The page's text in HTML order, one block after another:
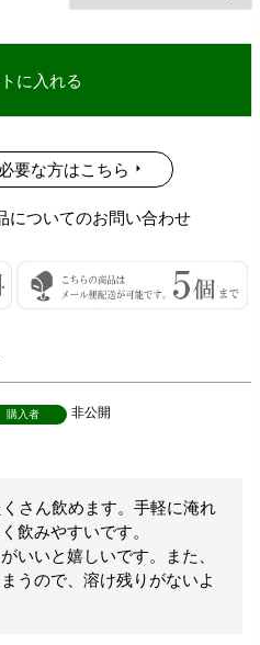
に入れる
要な方はこちら
についてのお問い合わせ
購入者
非公開
さん飲めます。手軽に淹れ
飲みやすいです。
いいと嬉しいです。また、
うので、溶け残りがないよ